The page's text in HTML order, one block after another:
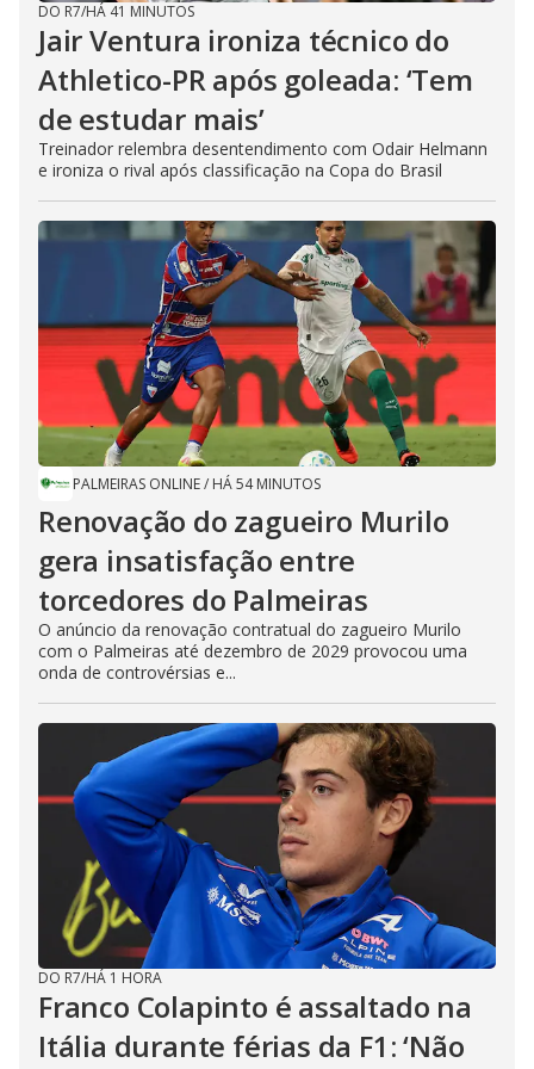
DO R7/HÁ 41 MINUTOS
Jair Ventura ironiza técnico do
Athletico-PR após goleada: ‘Tem
de estudar mais’
Treinador relembra desentendimento com Odair Helmann
e ironiza o rival após classificação na Copa do Brasil
PALMEIRAS ONLINE/ HÁ 54 MINUTOS
Renovação do zagueiro Murilo
gera insatisfação entre
torcedores do Palmeiras
O anúncio da renovação contratual do zagueiro Murilo
com o Palmeiras até dezembro de 2029 provocou uma
onda de controvérsias e...
DO R7/HÁ 1 HORA
Franco Colapinto é assaltado na
Itália durante férias da F1: ‘Não